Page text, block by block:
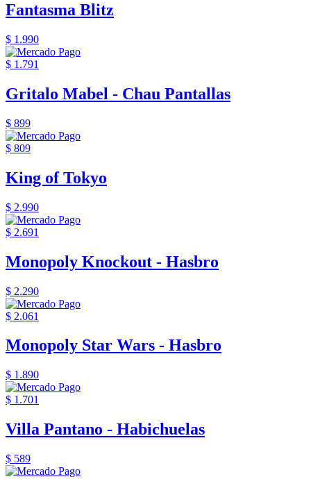
Fantasma Blitz
$ 1.990
$ 1.791
Gritalo Mabel - Chau Pantallas
$ 899
$ 809
King of Tokyo
$ 2.990
$ 2.691
Monopoly Knockout - Hasbro
$ 2.290
$ 2.061
Monopoly Star Wars - Hasbro
$ 1.890
$ 1.701
Villa Pantano - Habichuelas
$ 589